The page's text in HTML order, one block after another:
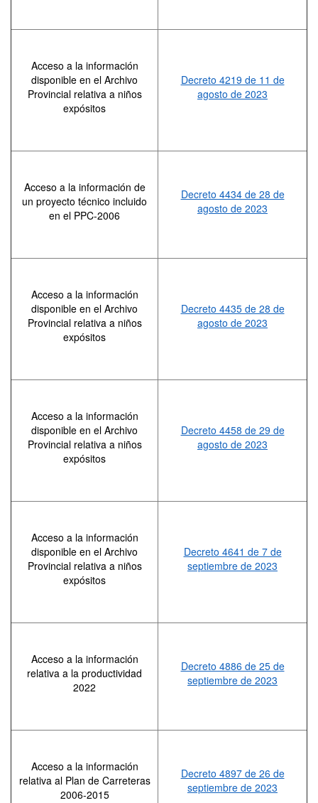
Acceso a la información
disponible en el Archivo
Provincial relativa a niños
expósitos
Decreto 4219 de 11 de
agosto de 2023
Acceso a la información de
un proyecto técnico incluido
en el PPC-2006
Decreto 4434 de 28 de
agosto de 2023
Acceso a la información
disponible en el Archivo
Provincial relativa a niños
expósitos
Decreto 4435 de 28 de
agosto de 2023
Acceso a la información
disponible en el Archivo
Provincial relativa a niños
expósitos
Decreto 4458 de 29 de
agosto de 2023
Acceso a la información
disponible en el Archivo
Provincial relativa a niños
expósitos
Decreto 4641 de 7 de
septiembre de 2023
Acceso a la información
relativa a la productividad
2022
Decreto 4886 de 25 de
septiembre de 2023
Acceso a la información
relativa al Plan de Carreteras
2006-2015
Decreto 4897 de 26 de
septiembre de 2023